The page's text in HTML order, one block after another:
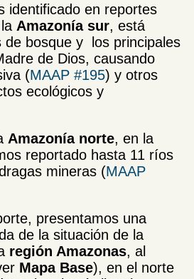
identificado en reportes
Amazonía sur, está
de bosque y los principales
de Dios, causando
(MAAP #195) y otros
ecológicos y
Amazonía norte, en la
reportado hasta 11 ríos
mineras (MAAP
presentamos una
de la situación de la
región Amazonas, al
Mapa Base), en el norte